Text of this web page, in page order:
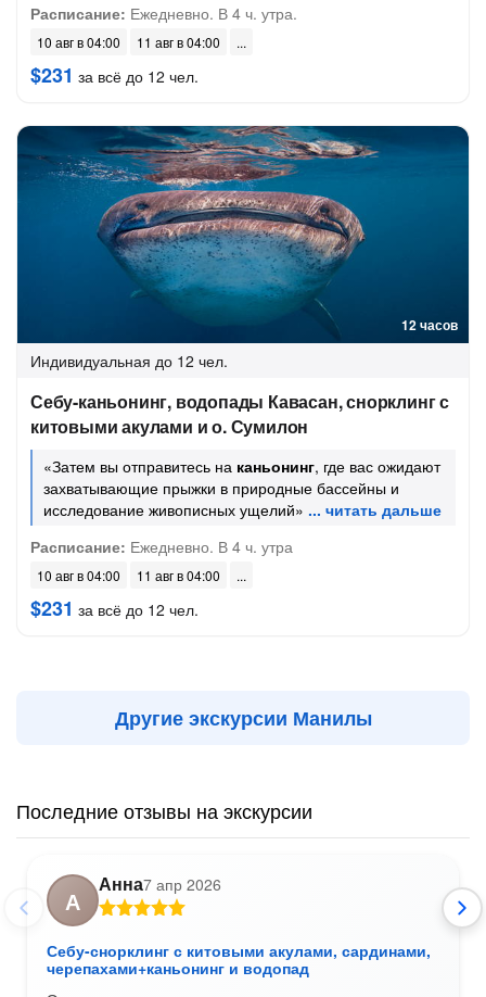
Расписание: Ежедневно. В 4 ч. утра.
10 авг в 04:00 11 авг в 04:00
$231 за всё до 12 чел.
12 часов
Индивидуальная до 12 чел.
Себу-каньонинг, водопады Кавасан, снорклинг с
китовыми акулами и о. Сумилон
«Затем вы отправитесь на каньонинг, где вас ожидают
захватывающие прыжки в природные бассейны и
исследование живописных ущелий»
Расписание: Ежедневно. В 4 ч. утра
10 авг в 04:00 11 авг в 04:00
$231 за всё до 12 чел.
Другие экскурсии Манилы
Последние отзывы на экскурсии
А
Анна7 апр 2026
Себу-снорклинг с китовыми акулами, сардинами,
черепахами+каньонинг и водопад